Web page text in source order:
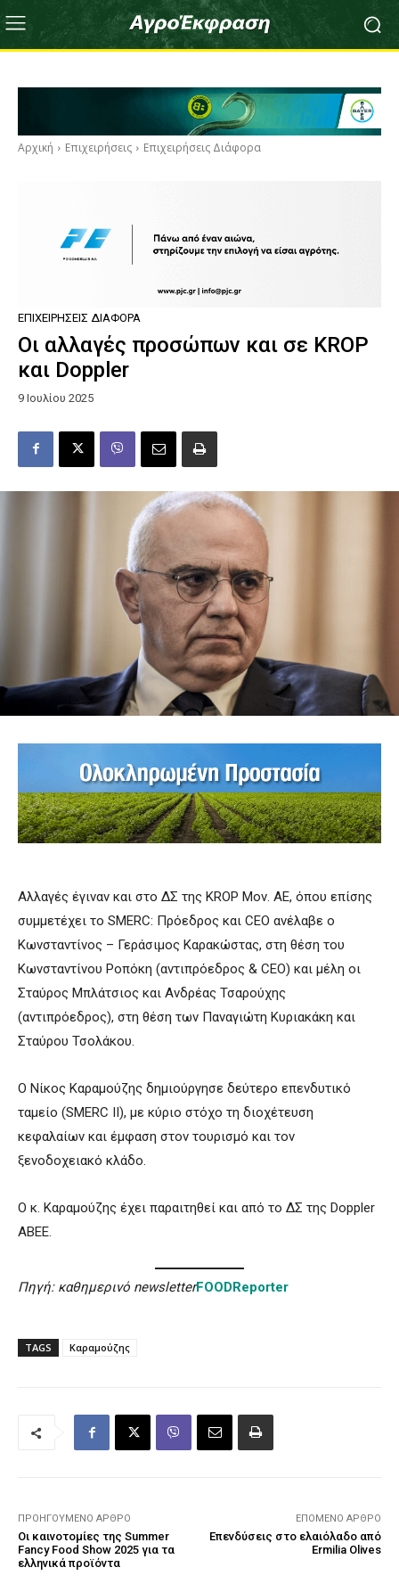
Αρχική Επιχειρήσεις Επιχειρήσεις Διάφορα
ΕΠΙΧΕΙΡΉΣΕΙΣ ΔΙΆΦΟΡΑ
Οι αλλαγές προσώπων και σε KROP
και Doppler
9 Ιουλίου 2025
Αλλαγές έγιναν και στο ΔΣ της KROP Μον. ΑΕ, όπου επίσης
συμμετέχει το SMERC: Πρόεδρος και CEO ανέλαβε ο
Κωνσταντίνος – Γεράσιμος Καρακώστας, στη θέση του
Κωνσταντίνου Ροπόκη (αντιπρόεδρος & CEO) και μέλη οι
Σταύρος Μπλάτσιος και Ανδρέας Τσαρούχης
(αντιπρόεδρος), στη θέση των Παναγιώτη Κυριακάκη και
Σταύρου Τσολάκου.
Ο Νίκος Καραμούζης δημιούργησε δεύτερο επενδυτικό
ταμείο (SMERC II), με κύριο στόχο τη διοχέτευση
κεφαλαίων και έμφαση στον τουρισμό και τον
ξενοδοχειακό κλάδο.
Ο κ. Καραμούζης έχει παραιτηθεί και από το ΔΣ της Doppler
ΑΒΕΕ.
Πηγή: καθημερινό newsletterFOODReporter
TAGS Καραμούζης
ΠΡΟΗΓΟΎΜΕΝΟ ΆΡΘΡΟ
Οι καινοτομίες της Summer
Fancy Food Show 2025 για τα
ελληνικά προϊόντα
ΕΠΌΜΕΝΟ ΆΡΘΡΟ
Επενδύσεις στο ελαιόλαδο από
Ermilia Olives